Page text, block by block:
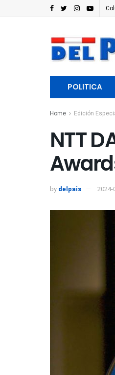
POLITICA
Home Edición
NTT
by delpais 2024-